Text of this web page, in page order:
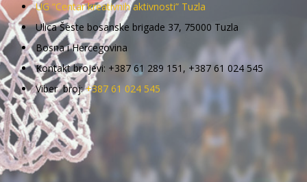
UG “Centar kreativnih aktivnosti” Tuzla
Ulica Šeste bosanske brigade 37, 75000 Tuzla
Bosna i Hercegovina
Kontakt brojevi: +387 61 289 151, +387 61 024 545
Viber broj:+387 61 024 545